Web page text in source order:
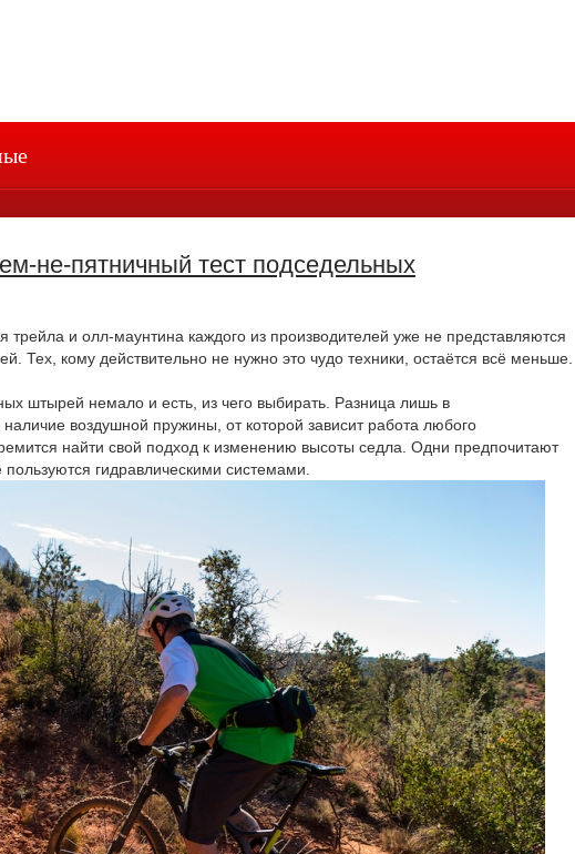
не-пятничный тест подседельных
трейла и олл-маунтина каждого из производителей уже не представляются
Тех, кому действительно не нужно это чудо техники, остаётся всё меньше.
штырей немало и есть, из чего выбирать. Разница лишь в
воздушной пружины, от которой зависит работа любого
найти свой подход к изменению высоты седла. Одни предпочитают
гидравлическими системами.